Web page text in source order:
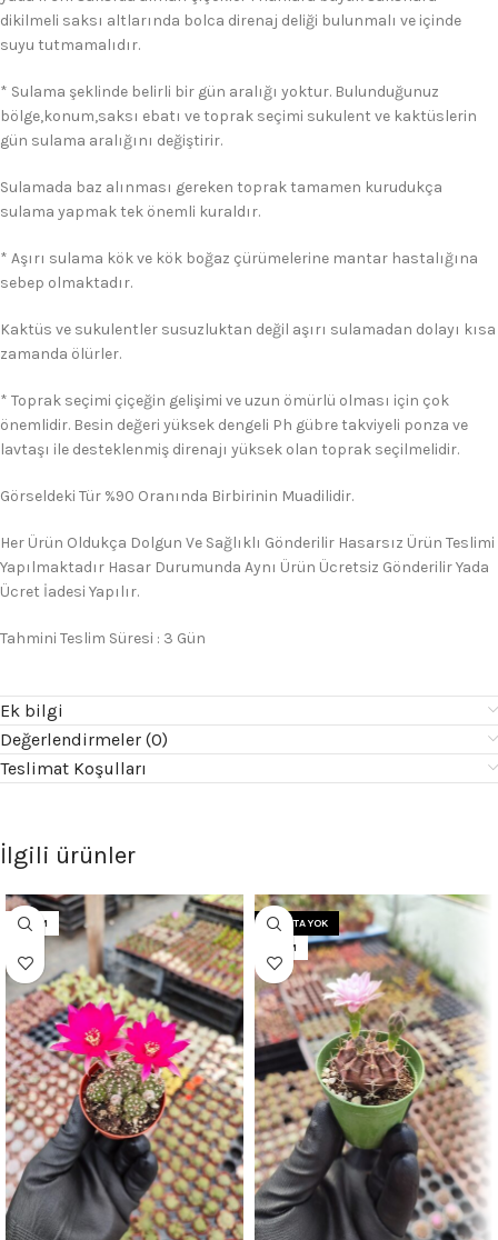
dikilmeli saksı altlarında bolca direnaj deliği bulunmalı ve içinde
suyu tutmamalıdır.
* Sulama şeklinde belirli bir gün aralığı yoktur. Bulunduğunuz
bölge,konum,saksı ebatı ve toprak seçimi sukulent ve kaktüslerin
gün sulama aralığını değiştirir.
Sulamada baz alınması gereken toprak tamamen kurudukça
sulama yapmak tek önemli kuraldır.
* Aşırı sulama kök ve kök boğaz çürümelerine mantar hastalığına
sebep olmaktadır.
Kaktüs ve sukulentler susuzluktan değil aşırı sulamadan dolayı kısa
zamanda ölürler.
* Toprak seçimi çiçeğin gelişimi ve uzun ömürlü olması için çok
önemlidir. Besin değeri yüksek dengeli Ph gübre takviyeli ponza ve
lavtaşı ile desteklenmiş direnajı yüksek olan toprak seçilmelidir.
Görseldeki Tür %90 Oranında Birbirinin Muadilidir.
Her Ürün Oldukça Dolgun Ve Sağlıklı Gönderilir Hasarsız Ürün Teslimi
Yapılmaktadır Hasar Durumunda Aynı Ürün Ücretsiz Gönderilir Yada
Ücret İadesi Yapılır.
Tahmini Teslim Süresi : 3 Gün
Ek bilgi
Değerlendirmeler (0)
Teslimat Koşulları
İlgili ürünler
5.5CM
STOKTA YOK
5.5CM